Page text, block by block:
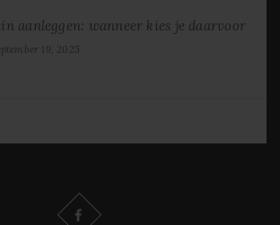
aanleggen: wanneer kies je daarvoor
19, 2025